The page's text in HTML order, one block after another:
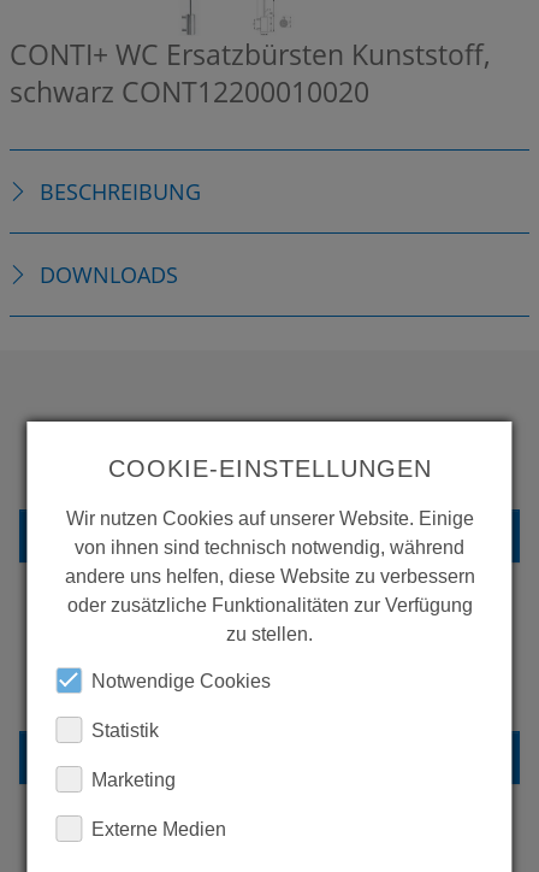
CONTI+ WC Ersatzbürsten Kunststoff,
schwarz CONT12200010020
BESCHREIBUNG
DOWNLOADS
PRODUKTE SEHEN?
ZURÜCK ZUR ÜBERSICHT
UNSERE REFERENZEN
COOKIE-EINSTELLUNGEN
Wir nutzen Cookies auf unserer Website. Einige
von ihnen sind technisch notwendig, während
andere uns helfen, diese Website zu verbessern
oder zusätzliche Funktionalitäten zur Verfügung
zu stellen.
Notwendige Cookies
Statistik
Marketing
Externe Medien